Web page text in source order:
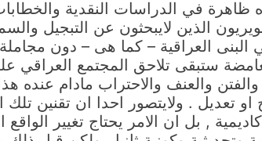
في الدراسات النقدية والخطابات
الذين لايبحثون عن التبجيل
البنى العراقية – كما هى – دون
ستبقى تلاحق المجتمع العراقي
والفتن والعنف والاحتراب مادام
او تعديل . ولايتصور احدا ان تقنين تلك
, بل ان الامر يحتاج تغيير